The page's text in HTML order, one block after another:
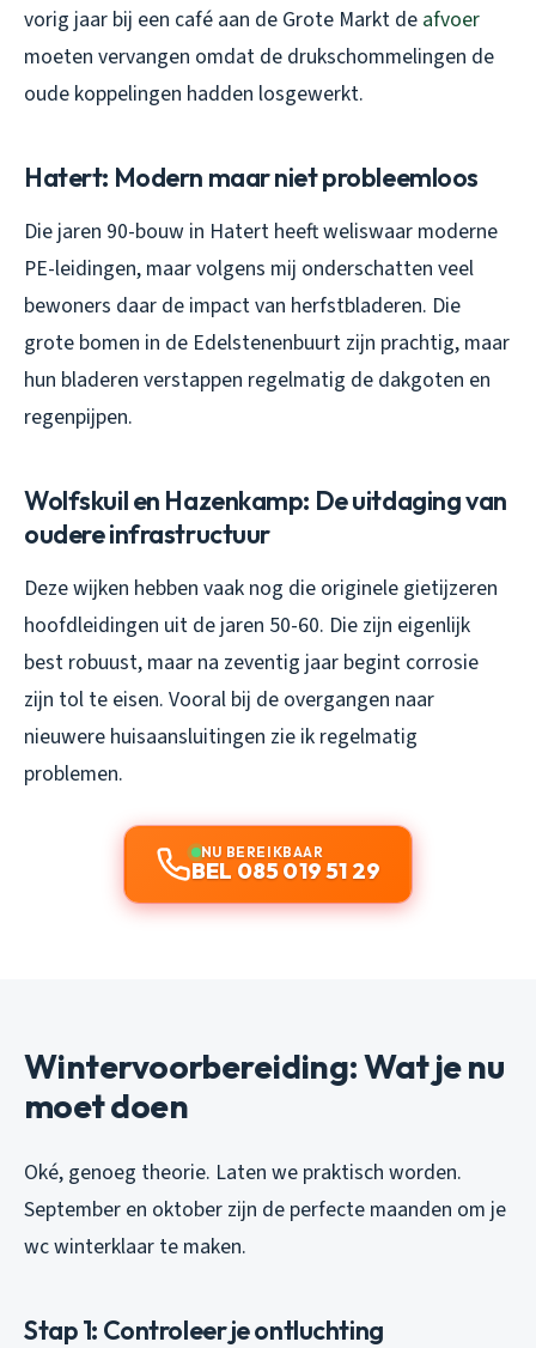
vorig jaar bij een café aan de Grote Markt de afvoer
moeten vervangen omdat de drukschommelingen de
oude koppelingen hadden losgewerkt.
Hatert: Modern maar niet probleemloos
Die jaren 90-bouw in Hatert heeft weliswaar moderne
PE-leidingen, maar volgens mij onderschatten veel
bewoners daar de impact van herfstbladeren. Die
grote bomen in de Edelstenenbuurt zijn prachtig, maar
hun bladeren verstappen regelmatig de dakgoten en
regenpijpen.
Wolfskuil en Hazenkamp: De uitdaging van
oudere infrastructuur
Deze wijken hebben vaak nog die originele gietijzeren
hoofdleidingen uit de jaren 50-60. Die zijn eigenlijk
best robuust, maar na zeventig jaar begint corrosie
zijn tol te eisen. Vooral bij de overgangen naar
nieuwere huisaansluitingen zie ik regelmatig
problemen.
NU BEREIKBAAR
BEL 085 019 51 29
Wintervoorbereiding: Wat je nu
moet doen
Oké, genoeg theorie. Laten we praktisch worden.
September en oktober zijn de perfecte maanden om je
wc winterklaar te maken.
Stap 1: Controleer je ontluchting